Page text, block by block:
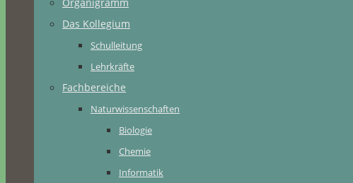
Das Kollegium
Schulleitung
Lehrkräfte
Fachbereiche
Naturwissenschaften
Biologie
Chemie
Informatik